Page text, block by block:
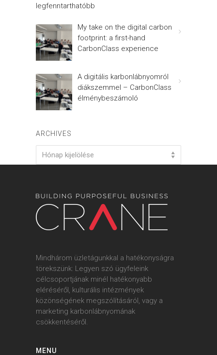
legfenntarthatóbb
My take on the digital carbon
footprint: a first-hand
CarbonClass experience
A digitális karbonlábnyomról
diákszemmel – CarbonClass
élménybeszámoló
ARCHIVES
Hónap kijelölése
Mindhárom üzletágunkkal a hatékonyságra
törekszünk: Legyen szó ügyfeleink
célcsoportjának minél hatékonyabb
eléréséről, kulturális intézmények
közönségének megszólításáról, vagy a
marketing karbonlábnyomának
csökkentéséről.
MENU